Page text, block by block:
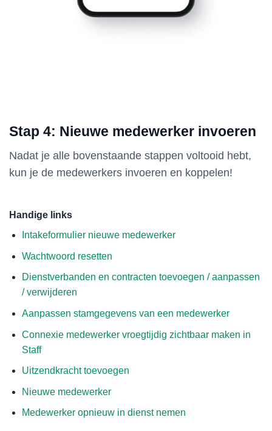
Stap 4: Nieuwe medewerker invoeren
Nadat je alle bovenstaande stappen voltooid hebt,
kun je de medewerkers invoeren en koppelen!
Handige links
Intakeformulier nieuwe medewerker
Wachtwoord resetten
Dienstverbanden en contracten toevoegen / aanpassen
/ verwijderen
Aanpassen stamgegevens van een medewerker
Connexie medewerker vroegtijdig zichtbaar maken in
Staff
Uitzendkracht toevoegen
Nieuwe medewerker
Medewerker opnieuw in dienst nemen